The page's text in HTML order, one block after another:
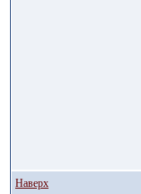
Наверх